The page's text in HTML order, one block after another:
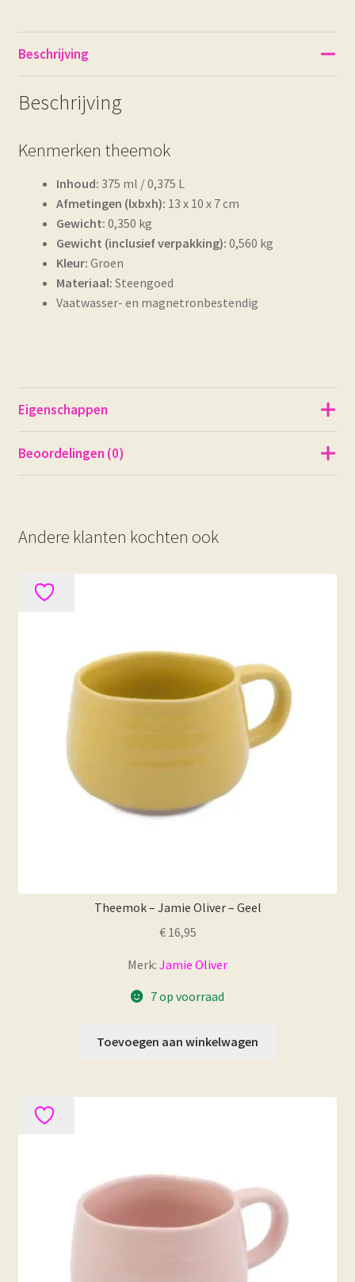
Beschrijving
Beschrijving
Kenmerken theemok
Inhoud: 375 ml / 0,375 L
Afmetingen (lxbxh): 13 x 10 x 7 cm
Gewicht: 0,350 kg
Gewicht (inclusief verpakking): 0,560 kg
Kleur: Groen
Materiaal: Steengoed
Vaatwasser- en magnetronbestendig
Eigenschappen
Beoordelingen (0)
Andere klanten kochten ook
Theemok – Jamie Oliver – Geel
€16,95
Merk: Jamie Oliver
7 op voorraad
Toevoegen aan winkelwagen